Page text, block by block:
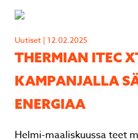
Uutiset | 12.02.2025
THERMIAN ITEC
KAMPANJALLA
ENERGIAA
Helmi-maaliskuussa teet